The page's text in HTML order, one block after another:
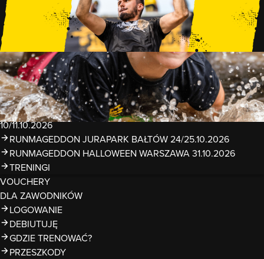
RUNMAGEDDON LUBLIN ZALEW ZEMBORZYCKI
22/23.08.2026
RUNMAGEDDON ERGO ARENA GDAŃSK/SOPOT
12/13.09.2026
RUNMAGEDDON KIDS: DEMO WARSZAWA 24/26.09.2026
RUNMAGEDDON WROCŁAW KOPALNIA ROLANTOWICE
26/27.09.2026
RUNMAGEDDON WARSZAWA TWIERDZA MODLIN
10/11.10.2026
RUNMAGEDDON JURAPARK BAŁTÓW 24/25.10.2026
RUNMAGEDDON HALLOWEEN WARSZAWA 31.10.2026
TRENINGI
VOUCHERY
DLA ZAWODNIKÓW
LOGOWANIE
DEBIUTUJĘ
GDZIE TRENOWAĆ?
PRZESZKODY